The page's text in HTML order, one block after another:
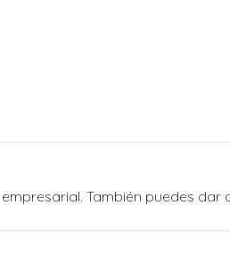
También puedes